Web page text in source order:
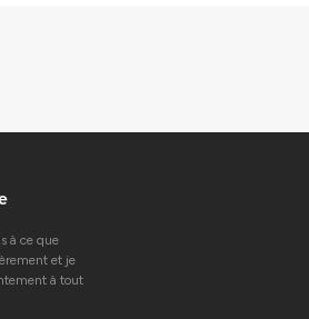
à ce que
et je
à tout